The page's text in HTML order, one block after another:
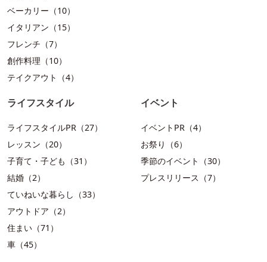
ベーカリー（10）
イタリアン（15）
フレンチ（7）
創作料理（10）
テイクアウト（4）
ライフスタイル
ライフスタイルPR（27）
レッスン（20）
子育て・子ども（31）
結婚（2）
ていねいな暮らし（33）
アウトドア（2）
住まい（71）
車（45）
イベント
イベントPR（4）
お祭り（6）
季節のイベント（30）
プレスリリース（7）